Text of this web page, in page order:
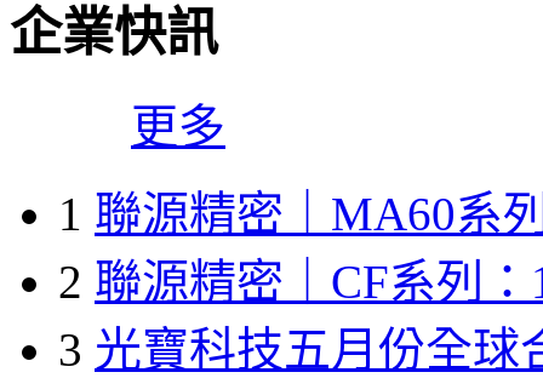
企業快訊
更多
1 聯源精密｜MA60系
2 聯源精密｜CF系列：
3 光寶科技五月份全球